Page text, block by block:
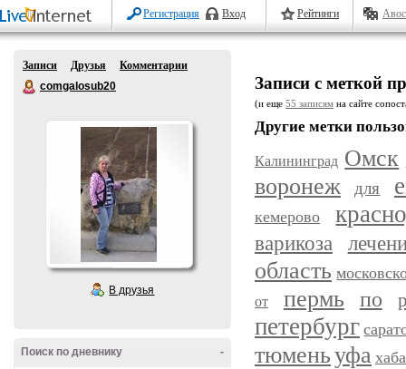
Регистрация Вход Рейтинги
Записи Друзья
Комментарии
comgalosub20
В друзья
-
Поиск по дневнику
Записи с меткой
(и еще 55 записям на сайте
Другие метки
Калининград Омск
воронеж для
кемерово
варикоза
область
от пермь по
петербург
тюменьуфа